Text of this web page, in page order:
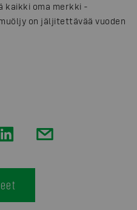
kaikki oma merkki -
on jäljitettävää vuoden